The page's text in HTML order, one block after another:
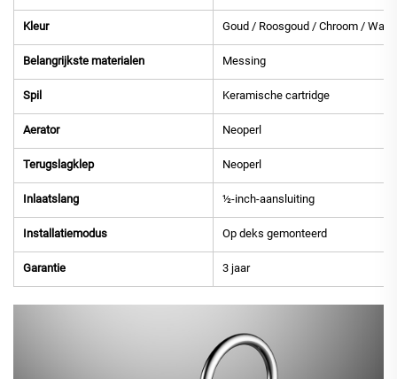
Kleur Goud / Roosgoud / Chroom /
Belangrijkste materialen Messing
Spil Keramische cartridge
Aerator Neoperl
Terugslagklep Neoperl
Inlaatslang ½-inch-aansluiting
Installatiemodus Op deks gemonteerd
Garantie 3 jaar